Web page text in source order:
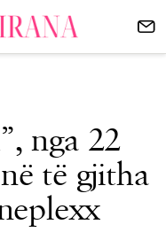
nga 22
të gjitha